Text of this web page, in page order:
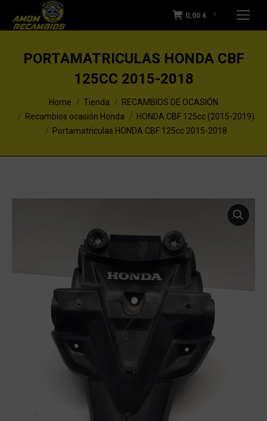
0,00 € 0
PORTAMATRICULAS HONDA CBF
125CC 2015-2018
You are here:Home Tienda
RECAMBIOS DE OCASIÓN
Recambios ocasión Honda
HONDA CBF 125cc (2015-2019)
Portamatriculas HONDA CBF 125cc 2015-2018